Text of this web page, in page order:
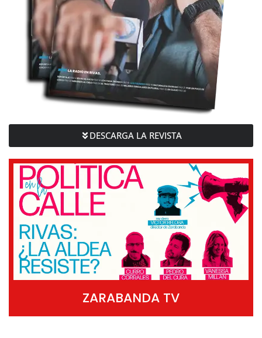
DESCARGA LA REVISTA
ZARABANDA TV